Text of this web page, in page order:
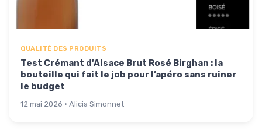
QUALITÉ DES PRODUITS
Test Crémant d'Alsace Brut Rosé Birghan : la
bouteille qui fait le job pour l’apéro sans ruiner
le budget
12 mai 2026 · Alicia Simonnet